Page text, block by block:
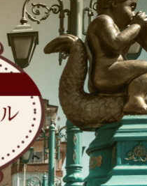
クロアチア
ジョージア
スウェーデン
スペイン
セルビア
チェコ
ドイツ
ノルウェ
フィンランド
フランス
ベラルーシ
ベルギー
ポーランド
マケドニ
ラトビア
リトアニ
ルーマニア ロシア
記事が見つか
PICKUP
記事が見
記
記事が
記事が見つかりま
PICKUP